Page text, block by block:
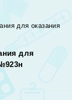
для оказания
для